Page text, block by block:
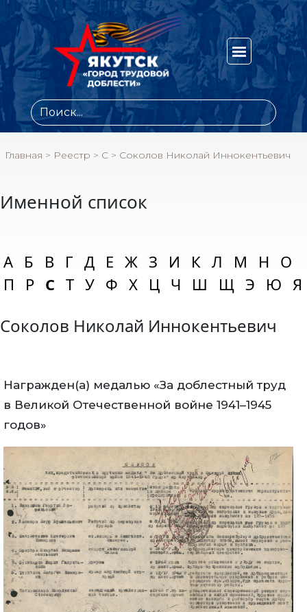
Главная > Реестр > С > Соколов Николай Иннокентьевич
Именной список
А Б В Г Д Е Ж З И К Л М Н О
П
Р С Т У Ф Х Ц Ч Ш Щ Э Ю Я
Соколов Николай Иннокентьевич
Награжден(а) медалью «За доблестный труд
в Великой Отечественной войне 1941–1945
годов»